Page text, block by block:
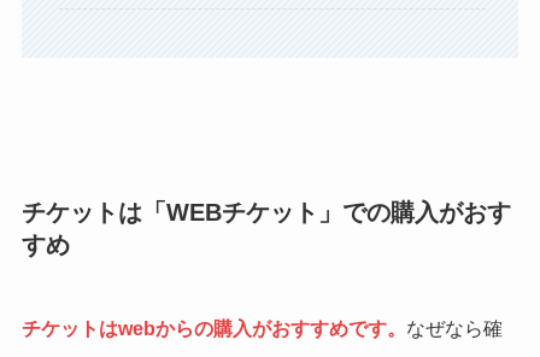
チケットは「WEBチケット」での購入がおす
すめ
チケットはwebからの購入がおすすめです。 なぜなら確